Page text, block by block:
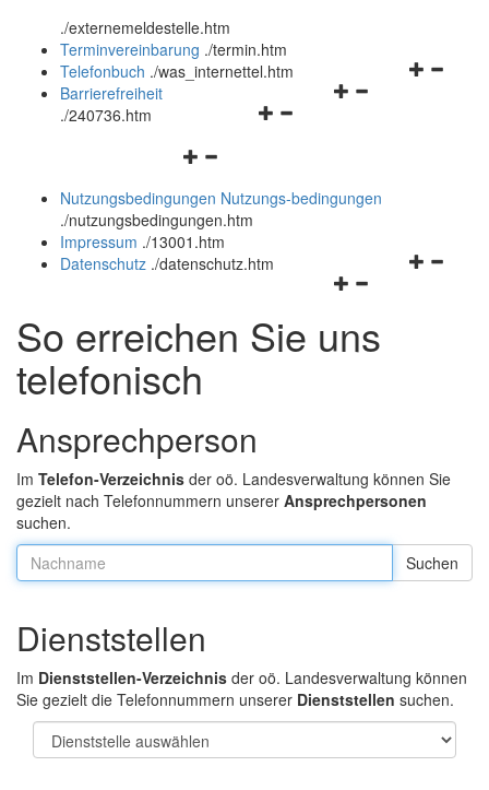
und
schließen
./externemeldestelle.htm
Terminvereinbarung ./termin.htm
Navigationsmenü
Telefonbuch ./was_internettel.htm
Navigationsmenü
Barrierefreiheit
./240736.htm
Navigationsmenü
und
schließen
Nutzungsbedingungen Nutzungs-bedingungen
./nutzungsbedingungen.htm
Impressum ./13001.htm
Navigationsmenü
und
schließen
Datenschutz ./datenschutz.htm
So erreichen Sie uns
telefonisch
Ansprechperson
Im Telefon-Verzeichnis der oö. Landesverwaltung können Sie
gezielt nach Telefonnummern unserer Ansprechpersonen
suchen.
Nachname:
Dienststellen
Im Dienststellen-Verzeichnis der oö. Landesverwaltung können
Sie gezielt die Telefonnummern unserer Dienststellen suchen.